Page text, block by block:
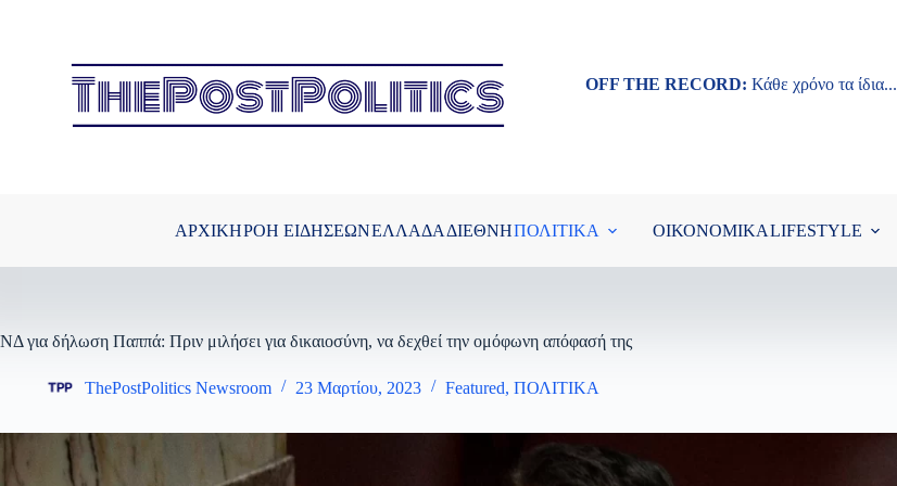
OFF THE RECORD: Κάθε χρόνο τα ίδια...
ΑΡΧΙΚΗΡΟΗ ΕΙΔΗΣΕΩΝΕΛΛΑΔΑ ΔΙΕΘΝΗΠΟΛΙΤΙΚΑ ΟΙΚΟΝΟΜΙΚΑLIFESTYLE
ΝΔ για δήλωση Παππά: Πριν μιλήσει για δικαιοσύνη, να δεχθεί την ομόφωνη απόφασή της
ThePostPolitics Newsroom 23 Μαρτίου, 2023 Featured, ΠΟΛΙΤΙΚΑ